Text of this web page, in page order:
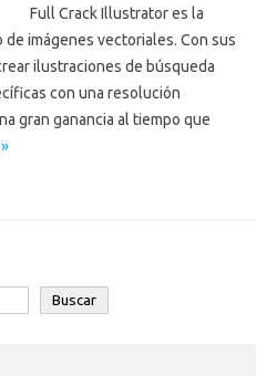
Full Crack Illustrator es la
imágenes vectoriales. Con sus
ilustraciones de búsqueda
con una resolución
gran ganancia al tiempo que
Buscar